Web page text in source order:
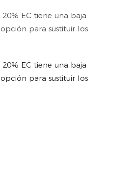
EC tiene una baja
para sustituir los
EC tiene una baja
para sustituir los